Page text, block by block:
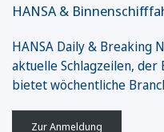
HANSA &
HANSA Daily & Breaking
aktuelle Schlagzeilen,
bietet wöchentliche
Zur Anmeldung